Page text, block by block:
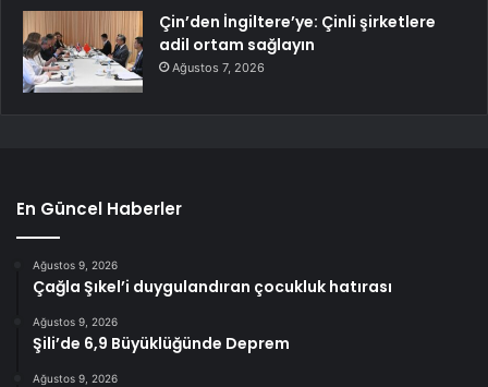
Çin’den İngiltere’ye: Çinli şirketlere
adil ortam sağlayın
Ağustos 7, 2026
En Güncel Haberler
Ağustos 9, 2026
Çağla Şıkel’i duygulandıran çocukluk hatırası
Ağustos 9, 2026
Şili’de 6,9 Büyüklüğünde Deprem
Ağustos 9, 2026